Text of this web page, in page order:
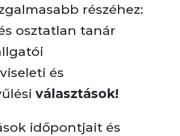
részéhez:
osztatlan tanár
és
választások!
időpontjait és